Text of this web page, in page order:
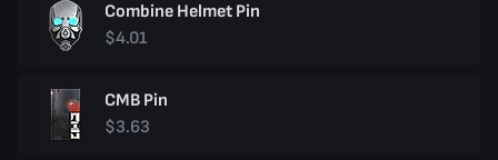
Combine Helmet Pin
$4.01
CMB Pin
$3.63